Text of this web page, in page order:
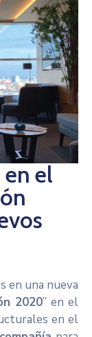
el
en una nueva
2020” en el
en el